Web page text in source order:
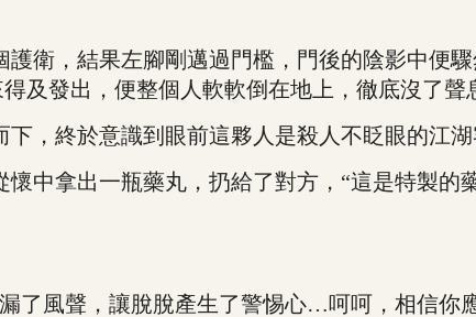
，結果左腳剛邁過門檻，門後的陰影中便驟
及發出，便整個人軟軟倒在地上，徹底沒了聲
終於意識到眼前這夥人是殺人不眨眼的江湖
拿出一瓶藥丸，扔給了對方，“這是特製的
風聲，讓脫脫產生了警惕心…呵呵，相信你